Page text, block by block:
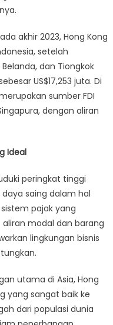
akhir 2023, Hong Kong
setelah
dan Tiongkok
US$17,253 juta. Di
sumber FDI
dengan aliran
Ideal
peringkat tinggi
saing dalam hal
pajak yang
modal dan barang
lingkungan bisnis
utama di Asia, Hong
yang sangat baik ke
dari populasi dunia